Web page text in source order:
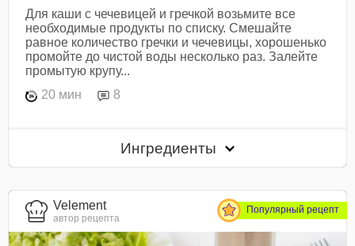
Для каши с чечевицей и гречкой возьмите все
необходимые продукты по списку. Смешайте
равное количество гречки и чечевицы, хорошенько
промойте до чистой воды несколько раз. Залейте
промытую крупу...
20 мин
8
Ингредиенты
Velement
автор рецепта
Популярный рецепт